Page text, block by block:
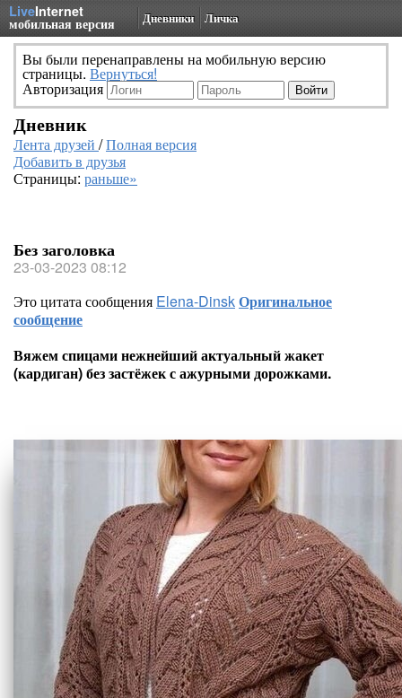
LiveInternet
мобильная версия Дневники Личка
Вы были перенаправлены на мобильную версию
страницы. Вернуться!
Авторизация
Дневник
Лента друзей /Полная версия
Добавить в друзья
Страницы: раньше»
Без заголовка
23-03-2023 08:12
Это цитата сообщения Elena-DinskОригинальное
сообщение
Вяжем спицами нежнейший актуальный жакет
(кардиган) без застёжек с ажурными дорожками.